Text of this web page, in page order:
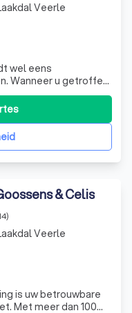
wel eens
is het belangrijk
een
persoonlijke begeleiding kan bieden. Begrafenissen D
Veerle
& Celis
is uw betrouwbare
Met meer dan 100
Veerle